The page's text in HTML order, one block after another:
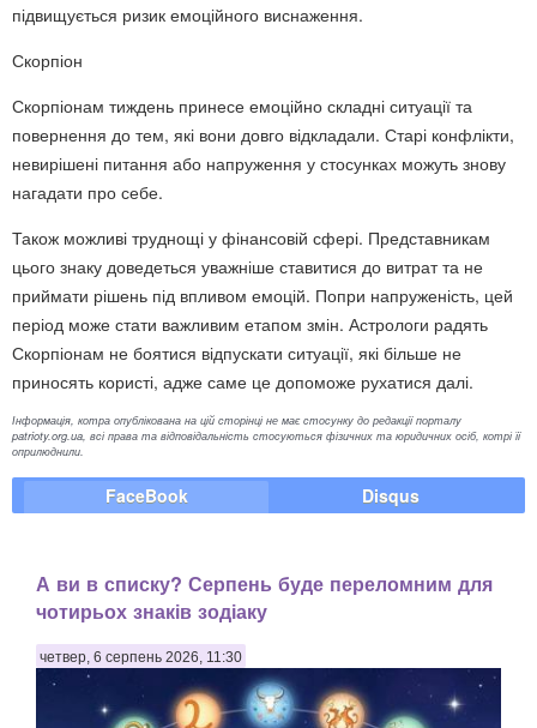
підвищується ризик емоційного виснаження.
Скорпіон
Скорпіонам тиждень принесе емоційно складні ситуації та
повернення до тем, які вони довго відкладали. Старі конфлікти,
невирішені питання або напруження у стосунках можуть знову
нагадати про себе.
Також можливі труднощі у фінансовій сфері. Представникам
цього знаку доведеться уважніше ставитися до витрат та не
приймати рішень під впливом емоцій. Попри напруженість, цей
період може стати важливим етапом змін. Астрологи радять
Скорпіонам не боятися відпускати ситуації, які більше не
приносять користі, адже саме це допоможе рухатися далі.
Інформація, котра опублікована на цій сторінці не має стосунку до редакції порталу
patrioty.org.ua, всі права та відповідальність стосуються фізичних та юридичних осіб, котрі її
оприлюднили.
FaceBook Disqus
А ви в списку? Серпень буде переломним для
чотирьох знаків зодіаку
четвер, 6 серпень 2026, 11:30